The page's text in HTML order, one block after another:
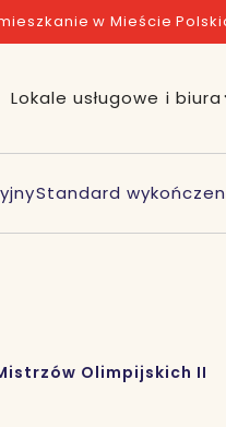
w Mieście
Lokale usługowe i biura
Standard
Olimpijskich II